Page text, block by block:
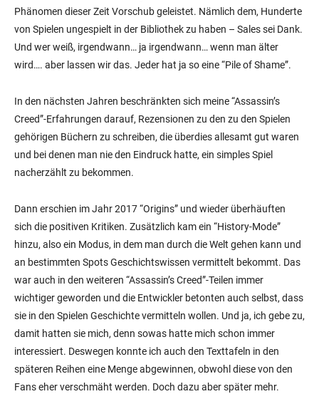
Phänomen dieser Zeit Vorschub geleistet. Nämlich dem, Hunderte
von Spielen ungespielt in der Bibliothek zu haben – Sales sei Dank.
Und wer weiß, irgendwann… ja irgendwann… wenn man älter
wird…. aber lassen wir das. Jeder hat ja so eine “Pile of Shame”.
In den nächsten Jahren beschränkten sich meine “Assassin’s
Creed”-Erfahrungen darauf, Rezensionen zu den zu den Spielen
gehörigen Büchern zu schreiben, die überdies allesamt gut waren
und bei denen man nie den Eindruck hatte, ein simples Spiel
nacherzählt zu bekommen.
Dann erschien im Jahr 2017 “Origins” und wieder überhäuften
sich die positiven Kritiken. Zusätzlich kam ein “History-Mode”
hinzu, also ein Modus, in dem man durch die Welt gehen kann und
an bestimmten Spots Geschichtswissen vermittelt bekommt. Das
war auch in den weiteren “Assassin’s Creed”-Teilen immer
wichtiger geworden und die Entwickler betonten auch selbst, dass
sie in den Spielen Geschichte vermitteln wollen. Und ja, ich gebe zu,
damit hatten sie mich, denn sowas hatte mich schon immer
interessiert. Deswegen konnte ich auch den Texttafeln in den
späteren Reihen eine Menge abgewinnen, obwohl diese von den
Fans eher verschmäht werden. Doch dazu aber später mehr.